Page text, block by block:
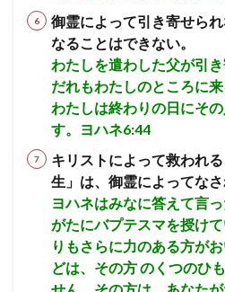
御霊によって引き寄せら
なることはできない。
わたしを遣わした父が引き
だれもわたしのところに来
わたしは終わりの日にそ
す。ヨハネ6:44
キリストによって救われ
生」は、御霊によってなさ
ヨハネはみなに答えて言
がたにバプテスマを授け
りもさらに力のある方が
どは、その方 のくつのひ